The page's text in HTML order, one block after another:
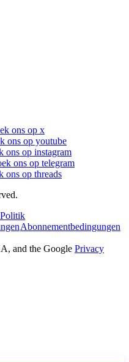
ons op x
ons op youtube
ons op instagram
ons op telegram
ons op threads
Abonnementbedingungen
and the Google Privacy